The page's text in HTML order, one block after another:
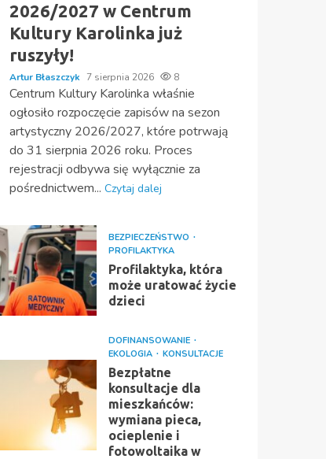
2026/2027 w Centrum
Kultury Karolinka już
ruszyły!
Artur Błaszczyk 7 sierpnia 2026 8
Centrum Kultury Karolinka właśnie
ogłosiło rozpoczęcie zapisów na sezon
artystyczny 2026/2027, które potrwają
do 31 sierpnia 2026 roku. Proces
rejestracji odbywa się wyłącznie za
pośrednictwem... Czytaj dalej
BEZPIECZEŃSTWO
PROFILAKTYKA
Profilaktyka, która
może uratować życie
dzieci
DOFINANSOWANIE
EKOLOGIA
KONSULTACJE
Bezpłatne
konsultacje dla
mieszkańców:
wymiana pieca,
ocieplenie i
fotowoltaika w